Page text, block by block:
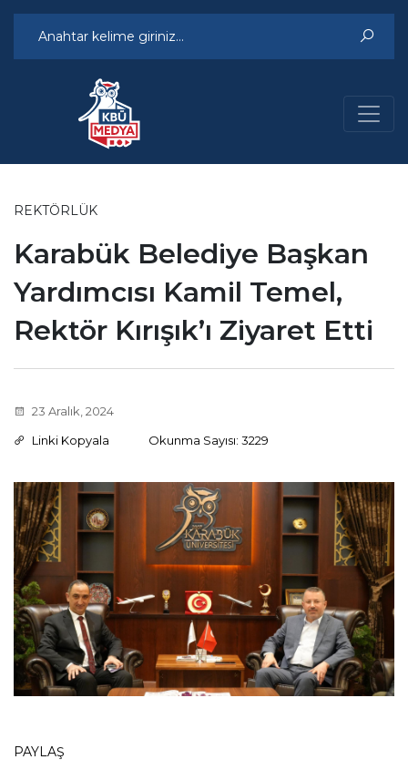
REKTÖRLÜK
Karabük Belediye Başkan
Yardımcısı Kamil Temel,
Rektör Kırışık’ı Ziyaret Etti
23 Aralık, 2024
Linki Kopyala
Okunma Sayısı: 3229
PAYLAŞ